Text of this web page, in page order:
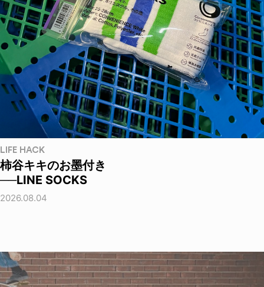
LIFE HACK
柿谷キキのお墨付き
──LINE SOCKS
2026.08.04